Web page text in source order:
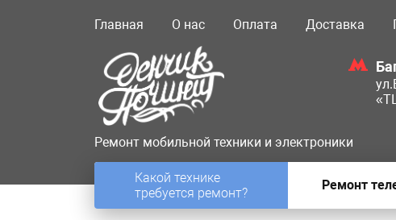
Главная О нас Оплата Доставка
Ремонт мобильной техники и электроники
Какой технике
требуется ремонт?
Ремонт